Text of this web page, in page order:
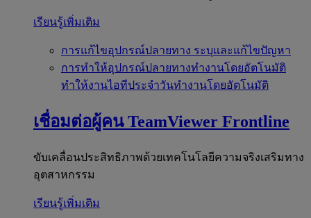
เรียนรู้เพิ่มเติม
การแก้ไขอุปกรณ์ปลายทาง ระบุและแก้ไขปัญหา
การทำให้อุปกรณ์ปลายทางทำงานโดยอัตโนมัติ
ทำให้งานไอทีประจำวันทำงานโดยอัตโนมัติ
เชื่อมต่อผู้คน TeamViewer Frontline
ขับเคลื่อนประสิทธิภาพด้วยเทคโนโลยีความจริงเสริมทาง
อุตสาหกรรม
เรียนรู้เพิ่มเติม